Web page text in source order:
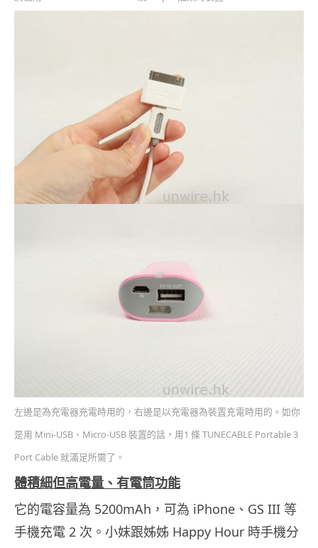
左邊是為充電器充電時用的，右邊是以充電器為裝置充電時用的。如你
是用 Mini-USB、Micro-USB 裝置的話，用1 條 TUNECABLE Portable 3
Port Cable 就滿足所需了。
體積細但高電量、有電筒功能
它的電容量為 5200mAh，可為 iPhone、GS III 等
手機充電 2 次。小妹跟姊姊 Happy Hour 時手機分